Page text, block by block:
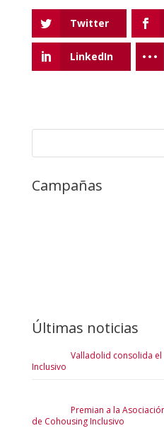
Twitter
LinkedIn
Campañas
Últimas noticias
Valladolid consolida
Inclusivo
Premian a la
de Cohousing Inclusivo